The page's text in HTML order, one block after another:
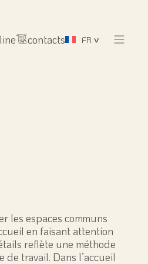
contacts FR
les espaces communs
en faisant attention
reflète une méthode
de travail. Dans l’accueil